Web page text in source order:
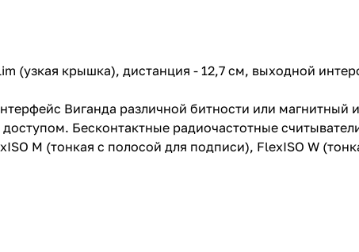
(узкая крышка), дистанция - 12,7 см, выходной
Виганда различной битности или магнитный
Бесконтактные радиочастотные
M (тонкая с полосой для подписи), FlexISO W